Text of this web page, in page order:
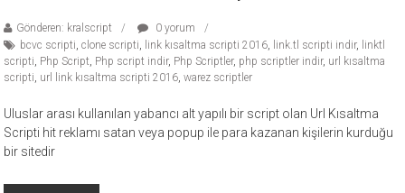
sitesi.
Gönderen: kralscript
0 yorum
bcvc scripti,clone scripti, link kısaltma scripti 2016, link.tl scripti indir, linktl
scripti, Php Script, Php script indir, Php Scriptler, php scriptler indir, url kısaltma
scripti, url link kısaltma scripti 2016,warez scriptler
Uluslar arası kullanılan yabancı alt yapılı bir script olan Url Kısaltma
Scripti hit reklamı satan veya popup ile para kazanan kişilerin kurduğu
bir sitedir